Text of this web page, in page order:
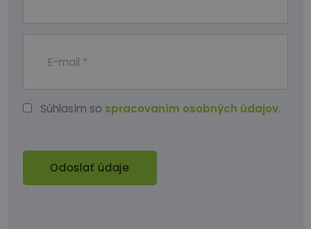
Súhlasím so spracovaním osobných údajov.
Odoslať údaje